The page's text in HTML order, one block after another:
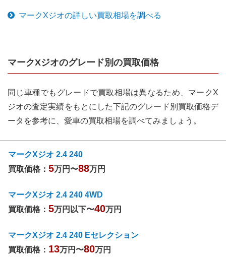
マークXジオの詳しい買取相場を調べる
マークXジオのグレード別の買取価格
同じ車種でもグレードで買取相場は異なるため、 マークX
ジオの査定実績をもとにした下記のグレード別買取価格デ
ータを参考に、愛車の買取相場を調べてみましょう。
マークXジオ 2.4 240
買取価格： 5万円〜88万円
マークXジオ 2.4 240 4WD
買取価格： 5万円以下〜40万円
マークXジオ 2.4 240 Eセレクション
買取価格： 13万円〜80万円